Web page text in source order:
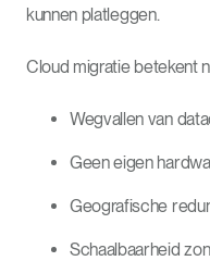
kunnen platleggen.
Cloud migratie betekent
Wegvallen van
Geen eigen
Geografische
Schaalbaarheid